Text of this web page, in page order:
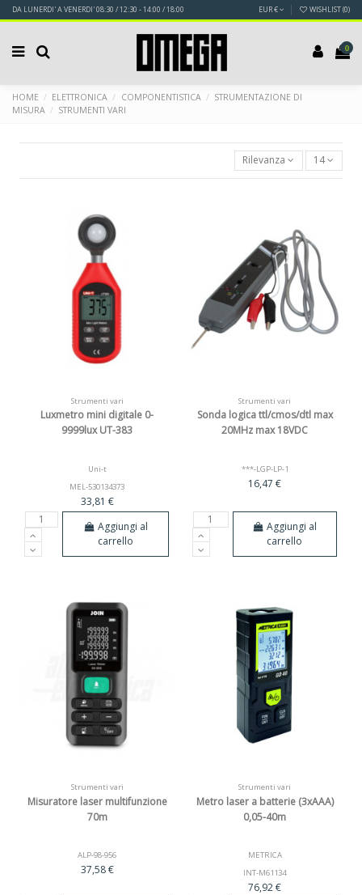
DA LUNERDI' A VENERDI' 08:30 / 12:30 - 14:00 / 18:00 EUR € WISHLIST (0)
0
HOME ELETTRONICA COMPONENTISTICA
STRUMENTAZIONE DI
MISURA
STRUMENTI VARI
Rilevanza 14
Strumenti vari
Luxmetro mini digitale 0-
9999lux UT-383
Uni-t
MEL-530134373
33,81 €
Aggiungi al
carrello
Strumenti vari
Sonda logica ttl/cmos/dtl max
20MHz max 18VDC
***-LGP-LP-1
16,47 €
Aggiungi al
carrello
Strumenti vari
Misuratore laser multifunzione
70m
ALP-98-956
37,58 €
Strumenti vari
Metro laser a batterie (3xAAA)
0,05-40m
METRICA
INT-M61134
76,92 €